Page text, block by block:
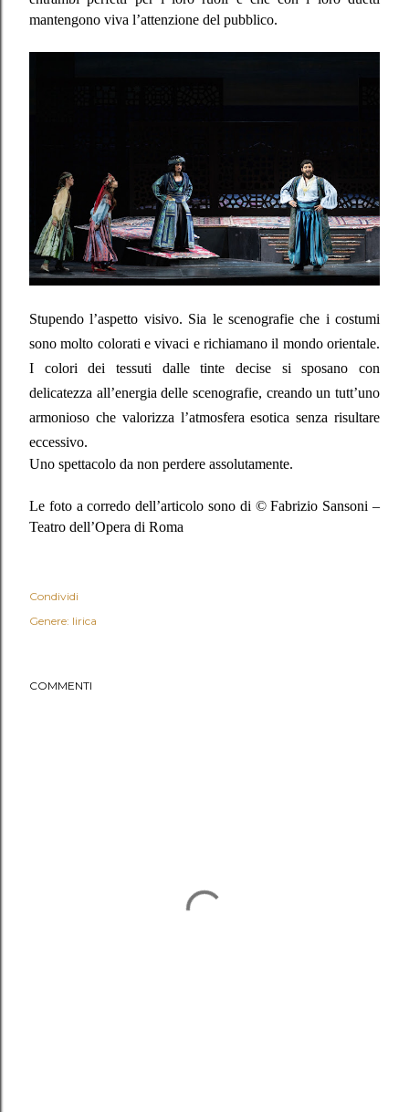
mantengono viva l’attenzione del pubblico.
Stupendo l’aspetto visivo. Sia le scenografie che i costumi
sono molto colorati e vivaci e richiamano il mondo orientale.
I colori dei tessuti dalle tinte decise si sposano con
delicatezza all’energia delle scenografie, creando un tutt’uno
armonioso che valorizza l’atmosfera esotica senza risultare
eccessivo.
Uno spettacolo da non perdere assolutamente.
Le foto a corredo dell’articolo sono di © Fabrizio Sansoni –
Teatro dell’Opera di Roma
Condividi
Genere: lirica
COMMENTI